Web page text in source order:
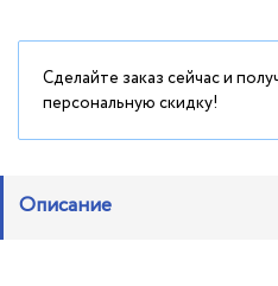
Сделайте заказ сейчас и
персональную скидку!
Описание